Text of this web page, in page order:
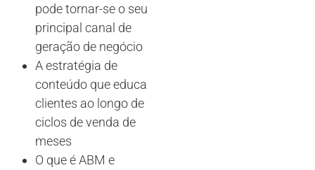
pode tornar-se o seu
principal canal de
geração de negócio
A estratégia de
conteúdo que educa
clientes ao longo de
ciclos de venda de
meses
O que é ABM e